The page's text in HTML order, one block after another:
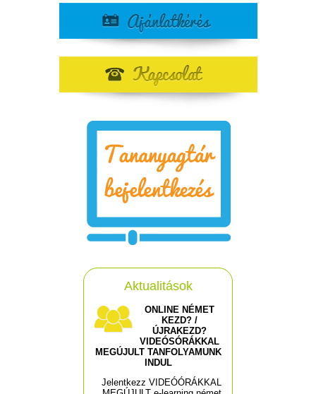
Aktualitások
ONLINE NÉMET
KEZD? /
ÚJRAKEZD?
VIDEÓSÓRÁKKAL
MEGÚJULT TANFOLYAMUNK
INDUL
Jelentkezz VIDEÓÓRÁKKAL